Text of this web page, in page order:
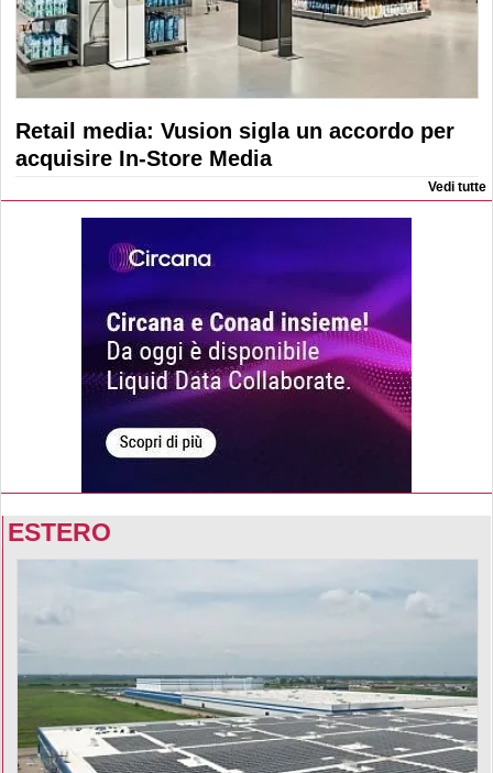
Retail media: Vusion sigla un accordo per
acquisire In-Store Media
Vedi tutte
ESTERO